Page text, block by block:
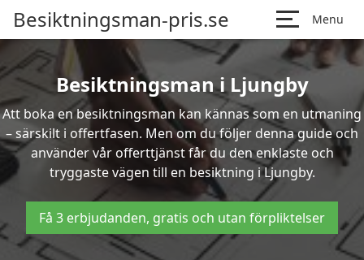
Besiktningsman-pris.se Menu
Besiktningsman i Ljungby
Att boka en besiktningsman kan kännas som en utmaning
– särskilt i offertfasen. Men om du följer denna guide och
använder vår offerttjänst får du den enklaste och
tryggaste vägen till en besiktning i Ljungby.
Få 3 erbjudanden, gratis och utan förpliktelser